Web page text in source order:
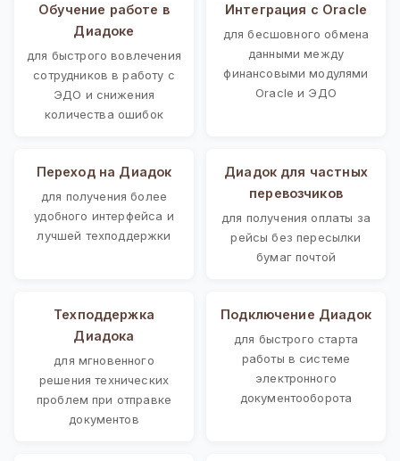
Обучение работе в
Диадоке
для быстрого вовлечения
сотрудников в работу с
ЭДО и снижения
количества ошибок
Интеграция с Oracle
для бесшовного обмена
данными между
финансовыми модулями
Oracle и ЭДО
Переход на Диадок
для получения более
удобного интерфейса и
лучшей техподдержки
Диадок для частных
перевозчиков
для получения оплаты за
рейсы без пересылки
бумаг почтой
Техподдержка
Диадока
для мгновенного
решения технических
проблем при отправке
документов
Подключение Диадок
для быстрого старта
работы в системе
электронного
документооборота